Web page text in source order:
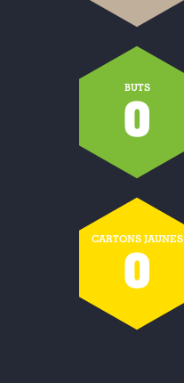
BUTS
0
CARTONS JAUNES
0